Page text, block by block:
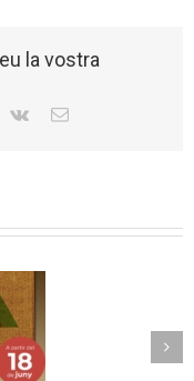
la vostra
Torelló implanta un